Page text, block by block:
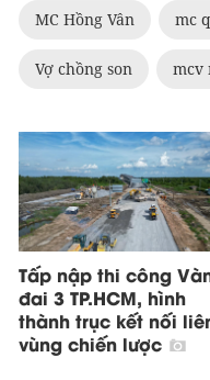
MC Hồng Vân mc
Vợ chồng son mcv
Tấp nập thi công
đai 3 TP.HCM, hình
thành trục kết nối
vùng chiến lược